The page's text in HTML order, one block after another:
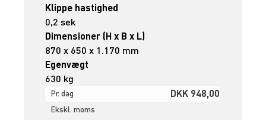
Klippe hastighed
0,2 sek
Dimensioner (H x B x L)
870 x 650 x 1.170 mm
Egenvægt
630 kg
Pr. dag DKK 948,00
Ekskl. moms